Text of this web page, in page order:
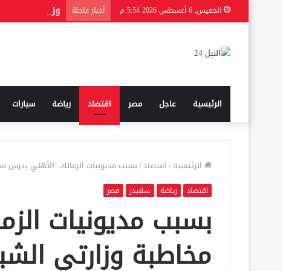
الخميس, 6 أغسطس 2026 5:54 م أخبار عاجلة
الرئيسية عاجل مصر اقتصاد رياضة سيارات
الرئيسية/اقتصاد/بسبب مديونيات الزمالك.. الأهلي يدرس
اقتصاد رياضة سلايدر مصر
بسبب مديونيات
مخاطبة وزارتي